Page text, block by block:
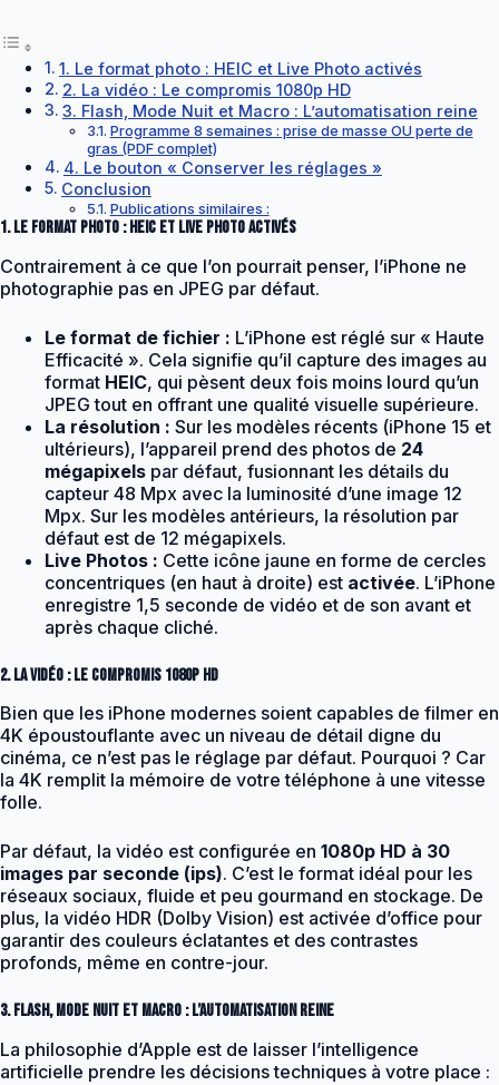
1. Le format photo : HEIC et Live Photo activés
2. La vidéo : Le compromis 1080p HD
3. Flash, Mode Nuit et Macro : L’automatisation reine
Programme 8 semaines : prise de masse OU perte de
gras (PDF complet)
4. Le bouton « Conserver les réglages »
Conclusion
Publications similaires :
1. Le format photo : HEIC et Live Photo activés
Contrairement à ce que l’on pourrait penser, l’iPhone ne
photographie pas en JPEG par défaut.
Le format de fichier : L’iPhone est réglé sur « Haute
Efficacité ». Cela signifie qu’il capture des images au
format HEIC, qui pèsent deux fois moins lourd qu’un
JPEG tout en offrant une qualité visuelle supérieure.
La résolution : Sur les modèles récents (iPhone 15 et
ultérieurs), l’appareil prend des photos de 24
mégapixels par défaut, fusionnant les détails du
capteur 48 Mpx avec la luminosité d’une image 12
Mpx. Sur les modèles antérieurs, la résolution par
défaut est de 12 mégapixels.
Live Photos : Cette icône jaune en forme de cercles
concentriques (en haut à droite) est activée. L’iPhone
enregistre 1,5 seconde de vidéo et de son avant et
après chaque cliché.
2. La vidéo : Le compromis 1080p HD
Bien que les iPhone modernes soient capables de filmer en
4K époustouflante avec un niveau de détail digne du
cinéma, ce n’est pas le réglage par défaut. Pourquoi ? Car
la 4K remplit la mémoire de votre téléphone à une vitesse
folle.
Par défaut, la vidéo est configurée en 1080p HD à 30
images par seconde (ips). C’est le format idéal pour les
réseaux sociaux, fluide et peu gourmand en stockage. De
plus, la vidéo HDR (Dolby Vision) est activée d’office pour
garantir des couleurs éclatantes et des contrastes
profonds, même en contre-jour.
3. Flash, Mode Nuit et Macro : L’automatisation reine
La philosophie d’Apple est de laisser l’intelligence
artificielle prendre les décisions techniques à votre place :